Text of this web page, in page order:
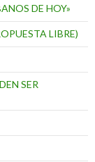
DE HOY»
LIBRE)
SER